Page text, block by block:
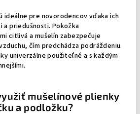
ideálne pre novorodencov vďaka ich
a priedušnosti. Pokožka
citlivá a mušelín zabezpečuje
čím predchádza podráždeniu.
univerzálne použiteľné a s každým
mušelínové plienky
a podložku?